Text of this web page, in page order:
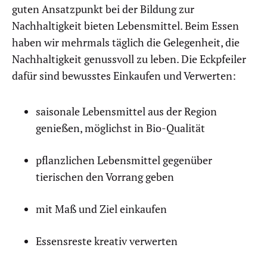
guten Ansatzpunkt bei der Bildung zur
Nachhaltigkeit bieten Lebensmittel. Beim Essen
haben wir mehrmals täglich die Gelegenheit, die
Nachhaltigkeit genussvoll zu leben. Die Eckpfeiler
dafür sind bewusstes Einkaufen und Verwerten:
saisonale Lebensmittel aus der Region
genießen, möglichst in Bio-Qualität
pflanzlichen Lebensmittel gegenüber
tierischen den Vorrang geben
mit Maß und Ziel einkaufen
Essensreste kreativ verwerten